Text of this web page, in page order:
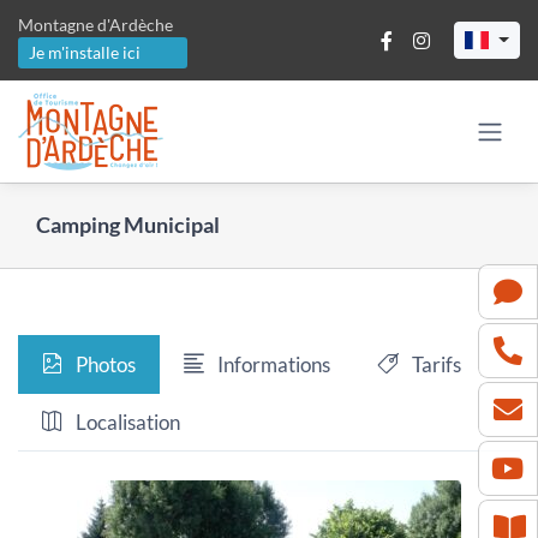
contenu
Montagne d'Ardèche
Je m'installe ici
Camping Municipal
Photos Informations Tarifs
Localisation